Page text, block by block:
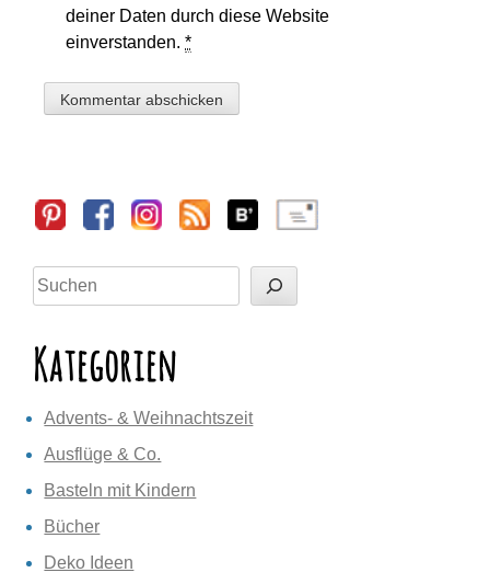
deiner Daten durch diese Website
einverstanden.*
Sidebar
Suchen
Kategorien
Advents- & Weihnachtszeit
Ausflüge & Co.
Basteln mit Kindern
Bücher
Deko Ideen